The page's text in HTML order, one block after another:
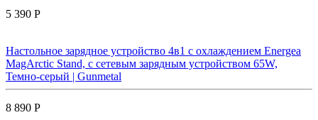
5 390 Р
Настольное зарядное устройство 4в1 с охлаждением Energea
MagArctic Stand, с сетевым зарядным устройством 65W,
Темно-серый | Gunmetal
8 890 Р